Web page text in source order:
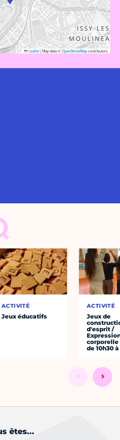
Leaflet|Map data ©OpenStreetMapcontributors
ACTIVITÉ
Jeux éducatifs
ACTIVITÉ
Jeux de
d'esprit /
corporelle
de 10h30 à
êtes...